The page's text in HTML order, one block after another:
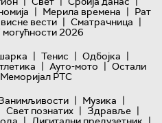
| Мерила времена | Рат
вести | Сматрачница |
могућности 2026
| Тенис | Одбојка |
| Ауто-мото | Остали
Меморијал РТС
| Музика |
Свет познатих | Здравље |